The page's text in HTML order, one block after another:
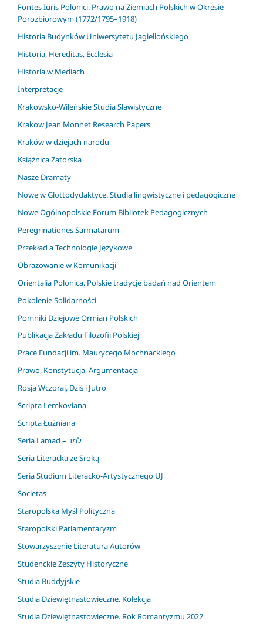
Fontes Iuris Polonici. Prawo na Ziemiach Polskich w Okresie
Porozbiorowym (1772/1795–1918)
Historia Budynków Uniwersytetu Jagiellońskiego
Historia, Hereditas, Ecclesia
Historia w Mediach
Interpretacje
Krakowsko-Wileńskie Studia Slawistyczne
Krakow Jean Monnet Research Papers
Kraków w dziejach narodu
Książnica Zatorska
Nasze Dramaty
Nowe w Glottodydaktyce. Studia lingwistyczne i pedagogiczne
Nowe Ogólnopolskie Forum Bibliotek Pedagogicznych
Peregrinationes Sarmatarum
Przekład a Technologie Językowe
Obrazowanie w Komunikacji
Orientalia Polonica. Polskie tradycje badań nad Orientem
Pokolenie Solidarności
Pomniki Dziejowe Ormian Polskich
Publikacja Zakładu Filozofii Polskiej
Prace Fundacji im. Maurycego Mochnackiego
Prawo, Konstytucja, Argumentacja
Rosja Wczoraj, Dziś i Jutro
Scripta Lemkoviana
Scripta Łużniana
Seria Lamad – למד
Seria Literacka ze Sroką
Seria Studium Literacko-Artystycznego UJ
Societas
Staropolska Myśl Polityczna
Staropolski Parlamentaryzm
Stowarzyszenie Literatura Autorów
Studenckie Zeszyty Historyczne
Studia Buddyjskie
Studia Dziewiętnastowieczne. Kolekcja
Studia Dziewiętnastowieczne. Rok Romantyzmu 2022